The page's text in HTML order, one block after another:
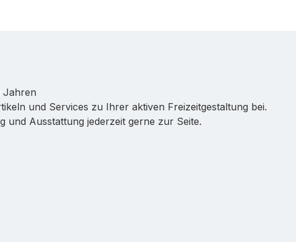
Jahren
und Services zu Ihrer aktiven Freizeitgestaltung bei.
Ausstattung jederzeit gerne zur Seite.